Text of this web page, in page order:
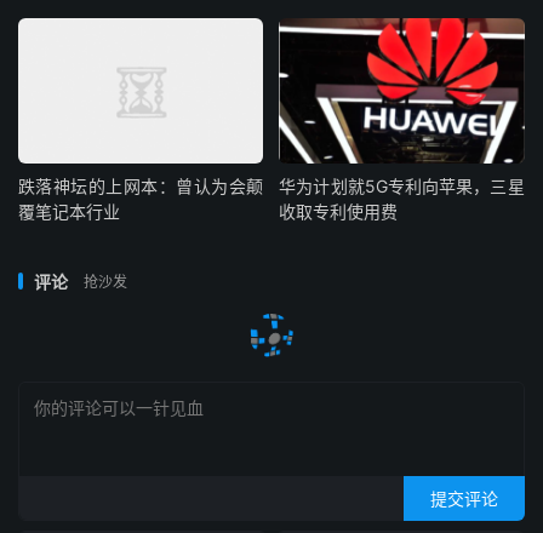
跌落神坛的上网本：曾认为会颠
覆笔记本行业
华为计划就5G专利向苹果，三星
收取专利使用费
评论 抢沙发
提交评论